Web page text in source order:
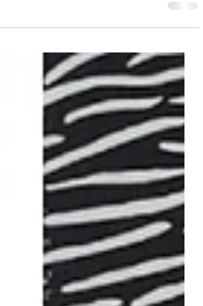
Pixel, Pinsel und
und nonverbale
als integraler Bestandteil der
und als Ausdruck schulischer
Jubiläums des BG Tanzenberg
Gestaltungsunterricht der 6.
die zentrale Werte der
Aus digitalen Impulsen
Intelligenz angestoßen, und
Kraft wei